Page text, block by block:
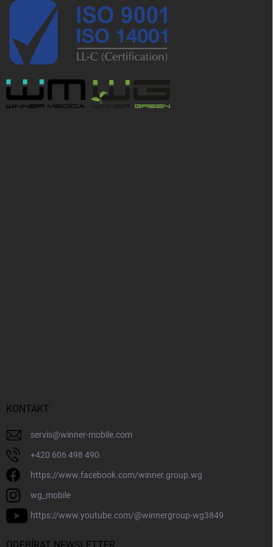
KONTAKT
servis@winner-mobile.com
+420 606 498 490
https://www.facebook.com/winner.group.wg
wg_mobile
https://www.youtube.com/@winnergroup-wg3849